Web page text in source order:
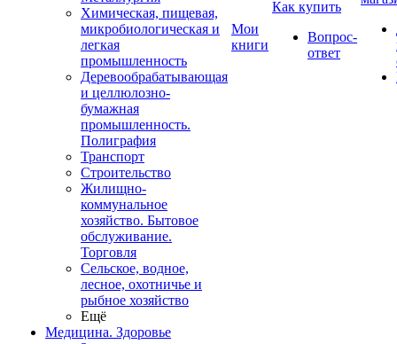
Химическая, пищевая,
микробиологическая и
легкая
промышленность
Деревообрабатывающая
и целлюлозно-
бумажная
промышленность.
Полиграфия
Транспорт
Строительство
Жилищно-
коммунальное
хозяйство. Бытовое
обслуживание.
Торговля
Сельское, водное,
лесное, охотничье и
рыбное хозяйство
Ещё
Медицина. Здоровье
Мои
книги
Как купить
Вопрос-
ответ